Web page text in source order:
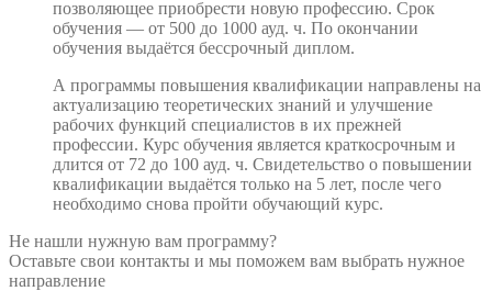
позволяющее приобрести новую профессию. Срок
обучения — от 500 до 1000 ауд. ч. По окончании
обучения выдаётся бессрочный диплом.
А программы повышения квалификации направлены на
актуализацию теоретических знаний и улучшение
рабочих функций специалистов в их прежней
профессии. Курс обучения является краткосрочным и
длится от 72 до 100 ауд. ч. Свидетельство о повышении
квалификации выдаётся только на 5 лет, после чего
необходимо снова пройти обучающий курс.
Не нашли нужную вам программу?
Оставьте свои контакты и мы поможем вам выбрать нужное
направление